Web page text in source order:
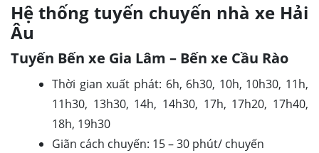
Hệ thống tuyến chuyến nhà xe Hải
Âu
Tuyến Bến xe Gia Lâm – Bến xe Cầu Rào
Thời gian xuất phát: 6h, 6h30, 10h, 10h30, 11h,
11h30, 13h30, 14h, 14h30, 17h, 17h20, 17h40,
18h, 19h30
Giãn cách chuyến: 15 – 30 phút/ chuyến